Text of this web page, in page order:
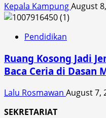
Kepala KampungAugust
Pendidikan
Ruang Kosong Jadi
Baca Ceria di Dasan
Lalu Rosmawan August 7,
SEKRETARIAT